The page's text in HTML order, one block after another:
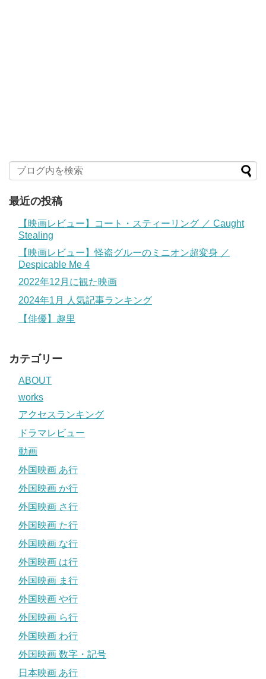
最近の投稿
【映画レビュー】コート・スティーリング ／ Caught
Stealing
【映画レビュー】怪盗グルーのミニオン超変身 ／
Despicable Me 4
2022年12月に観た映画
2024年1月 人気記事ランキング
【俳優】趣里
カテゴリー
ABOUT
works
アクセスランキング
ドラマレビュー
動画
外国映画 あ行
外国映画 か行
外国映画 さ行
外国映画 た行
外国映画 な行
外国映画 は行
外国映画 ま行
外国映画 や行
外国映画 ら行
外国映画 わ行
外国映画 数字・記号
日本映画 あ行